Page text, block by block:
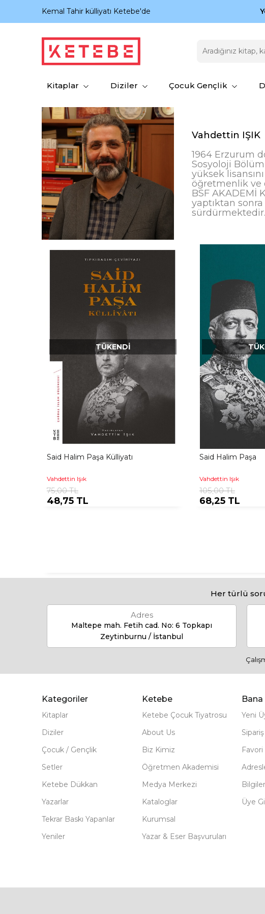
Kemal Tahir külliyatı Ketebe'de
Kitaplar Diziler Çocuk Gençlik
Vahdettin IŞIK
1964 Erzurum
Sosyoloji
yüksek
öğretmenlik ve
BSF AKADEMİ
yaptıktan
sürdürmektedir.
TÜKENDI
Said Halim Paşa Külliyatı
Vahdettin Işık
75,00 TL
48,75 TL
Said Halim Paşa
Vahdettin Işık
105,00 TL
68,25 TL
Her türlü
Adres
Maltepe mah. Fetih cad. No: 6 Topkapı
Zeytinburnu / İstanbul
Kategoriler
Kitaplar
Diziler
Çocuk / Gençlik
Setler
Ketebe Dükkan
Yazarlar
Tekrar Baskı Yapanlar
Yeniler
Ketebe
Ketebe Çocuk Tiyatrosu
About Us
Biz Kimiz
Öğretmen Akademisi
Medya Merkezi
Kataloglar
Kurumsal
Yazar & Eser Başvuruları
Bana
Yeni
Üye